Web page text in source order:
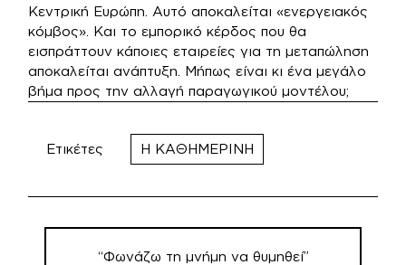
Κεντρική Ευρώπη. Αυτό αποκαλείται «ενεργειακός
κόμβος». Και το εμπορικό κέρδος που θα
εισπράττουν κάποιες εταιρείες για τη μεταπώληση
αποκαλείται ανάπτυξη. Μήπως είναι κι ένα μεγάλο
βήμα προς την αλλαγή παραγωγικού μοντέλου;
Ετικέτες Η ΚΑΘΗΜΕΡΙΝΗ
Πλοήγηση
άρθρων“Φωνάζω τη μνήμη να θυμηθεί”